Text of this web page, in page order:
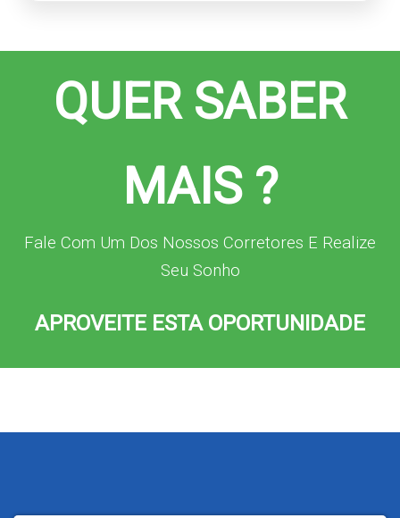
QUER SABER
MAIS ?
Fale Com Um Dos Nossos Corretores E Realize
Seu Sonho
APROVEITE ESTA OPORTUNIDADE